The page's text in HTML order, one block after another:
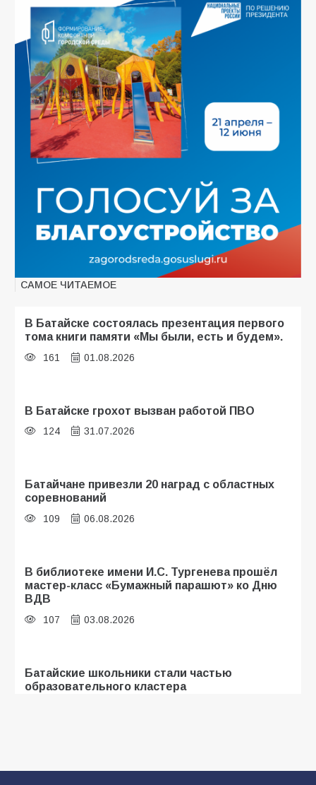
САМОЕ ЧИТАЕМОЕ
В Батайске состоялась презентация первого
тома книги памяти «Мы были, есть и будем».
161 01.08.2026
В Батайске грохот вызван работой ПВО
124 31.07.2026
Батайчане привезли 20 наград с областных
соревнований
109 06.08.2026
В библиотеке имени И.С. Тургенева прошёл
мастер-класс «Бумажный парашют» ко Дню
ВДВ
107 03.08.2026
Батайские школьники стали частью
образовательного кластера
сентябрю